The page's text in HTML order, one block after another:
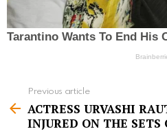
e
Previous article
ACTRESS URVASHI
INJURED ON THE SETS